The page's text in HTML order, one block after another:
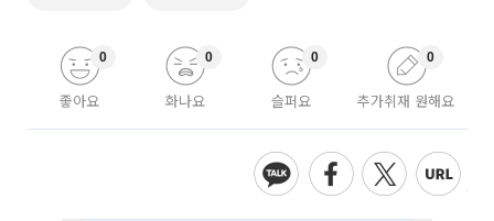
좋아요
0
화나요
0
슬퍼요
0
추가취재 원해요
0